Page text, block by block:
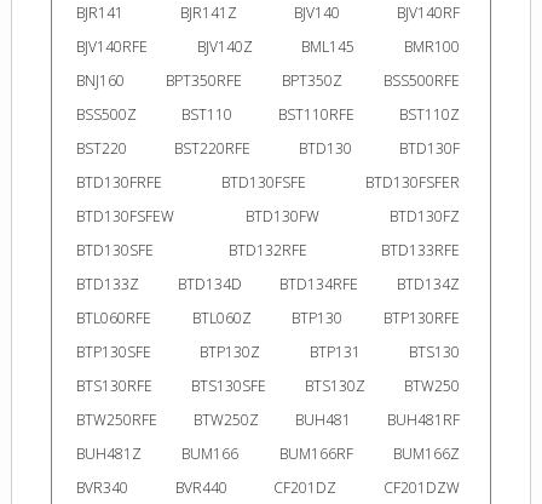
BJR141
BJR141Z BJV140
BJV140RF
BJV140RFE
BJV140Z BML145
BMR100
BNJ160
BPT350RFE BPT350Z
BSS500RFE
BSS500Z
BST110 BST110RFE
BST110Z
BST220
BST220RFE BTD130
BTD130F
BTD130FRFE
BTD130FSFE
BTD130FSFER
BTD130FSFEW
BTD130FW
BTD130FZ
BTD130SFE
BTD132RFE
BTD133RFE
BTD133Z
BTD134D BTD134RFE
BTD134Z
BTL060RFE
BTL060Z BTP130
BTP130RFE
BTP130SFE
BTP130Z BTP131
BTS130
BTS130RFE
BTS130SFE BTS130Z
BTW250
BTW250RFE
BTW250Z BUH481
BUH481RF
BUH481Z
BUM166 BUM166RF
BUM166Z
BVR340
BVR440 CF201DZ
CF201DZW